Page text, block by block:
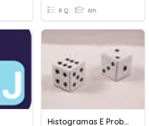
8 Q 6th
Histogramas E Probabilidade